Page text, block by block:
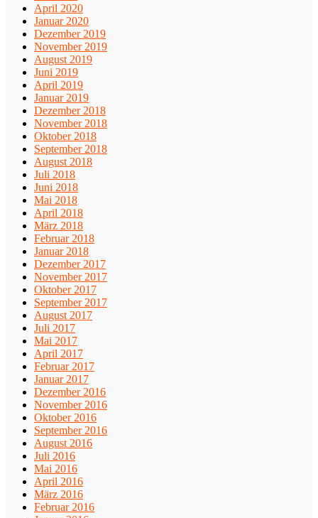
April 2020
Januar 2020
Dezember 2019
November 2019
August 2019
Juni 2019
April 2019
Januar 2019
Dezember 2018
November 2018
Oktober 2018
September 2018
August 2018
Juli 2018
Juni 2018
Mai 2018
April 2018
März 2018
Februar 2018
Januar 2018
Dezember 2017
November 2017
Oktober 2017
September 2017
August 2017
Juli 2017
Mai 2017
April 2017
Februar 2017
Januar 2017
Dezember 2016
November 2016
Oktober 2016
September 2016
August 2016
Juli 2016
Mai 2016
April 2016
März 2016
Februar 2016